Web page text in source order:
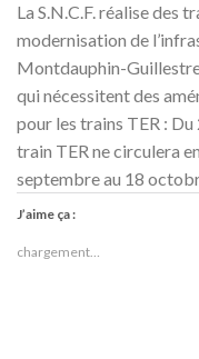
La S.N.C.F. réalise des
modernisation de
Montdauphin-Guillestre
qui nécessitent des
pour les trains TER :
train TER ne circulera
septembre au 18
J’aime ça :
chargement…